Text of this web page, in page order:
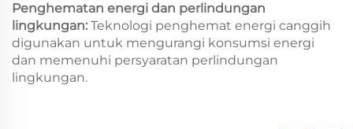
Penghematan energi dan perlindungan
lingkungan: Teknologi penghemat energi canggih
digunakan untuk mengurangi konsumsi energi
dan memenuhi persyaratan perlindungan
lingkungan.